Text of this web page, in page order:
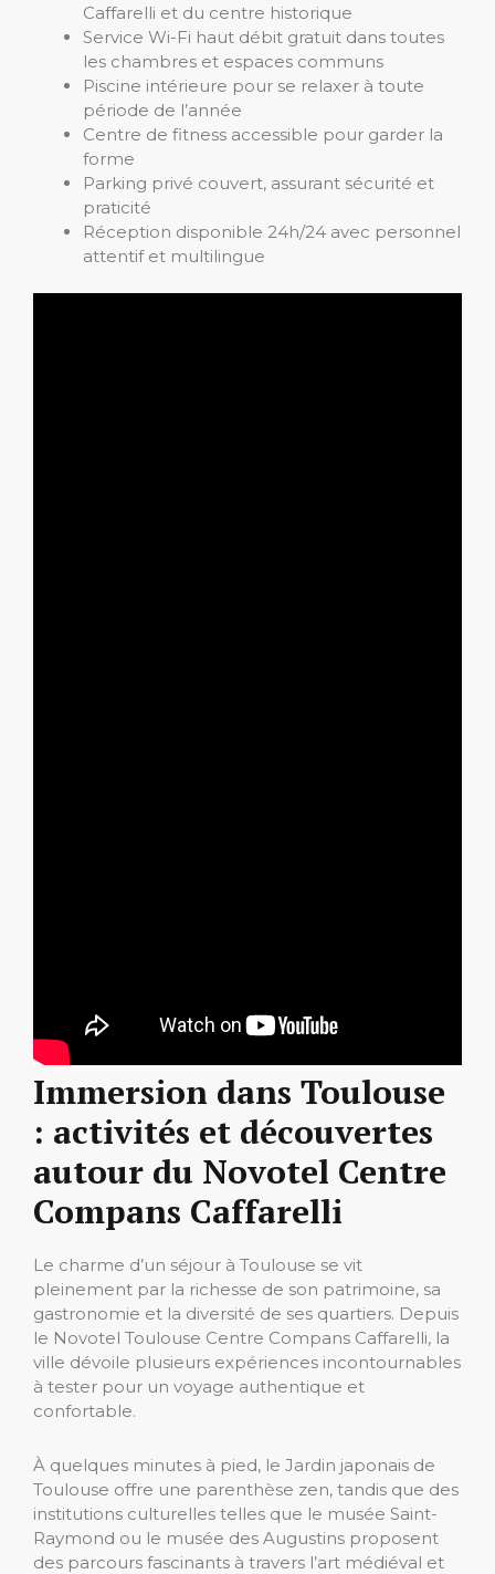
Caffarelli et du centre historique
Service Wi-Fi haut débit gratuit dans toutes
les chambres et espaces communs
Piscine intérieure pour se relaxer à toute
période de l’année
Centre de fitness accessible pour garder la
forme
Parking privé couvert, assurant sécurité et
praticité
Réception disponible 24h/24 avec personnel
attentif et multilingue
Immersion dans Toulouse
: activités et découvertes
autour du Novotel Centre
Compans Caffarelli
Le charme d’un séjour à Toulouse se vit
pleinement par la richesse de son patrimoine, sa
gastronomie et la diversité de ses quartiers. Depuis
le Novotel Toulouse Centre Compans Caffarelli, la
ville dévoile plusieurs expériences incontournables
à tester pour un voyage authentique et
confortable.
À quelques minutes à pied, le Jardin japonais de
Toulouse offre une parenthèse zen, tandis que des
institutions culturelles telles que le musée Saint-
Raymond ou le musée des Augustins proposent
des parcours fascinants à travers l’art médiéval et